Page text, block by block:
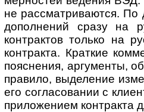
не рассмат­риваются. По
дополнений сразу на
контрактов только на
контракта. Краткие
пояснения, аргументы,
правило, выделение
его согласовании с
прило­жением контракта